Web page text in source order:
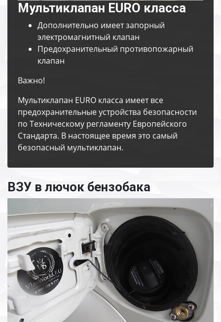
Мультиклапан EURO класса
Дополнительно имеет запорный
электромагнитный клапан
Предохранительный противопожарный
клапан
Важно!
Мультиклапан EURO класса имеет все
предохранительные устройства безопасности
по Техническому регламенту Европейского
Стандарта. В настоящее время это самый
безопасный мультиклапан.
ВЗУ в лючок бензобака